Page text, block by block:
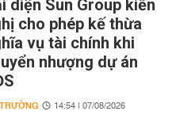
diện Sun Group kiến
cho phép kế thừa
vụ tài chính khi
nhượng dự án
14:54 | 07/08/2026